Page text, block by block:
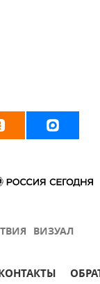
ВИЗУАЛ